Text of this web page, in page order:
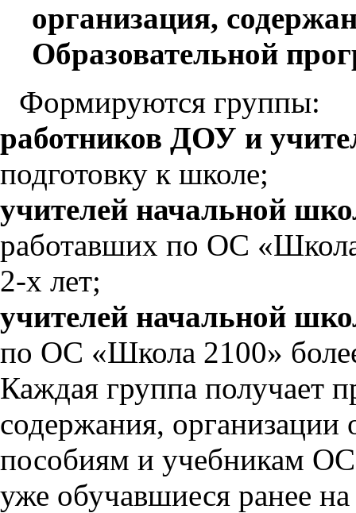
организация,
Образовательной
Формируются группы:
работников ДОУ и
подготовку к школе;
учителей начальной
работавших по ОС
2-х лет;
учителей начальной
по ОС «Школа 2100»
Каждая группа получает
содержания, организации
пособиям и учебникам
уже обучавшиеся ранее